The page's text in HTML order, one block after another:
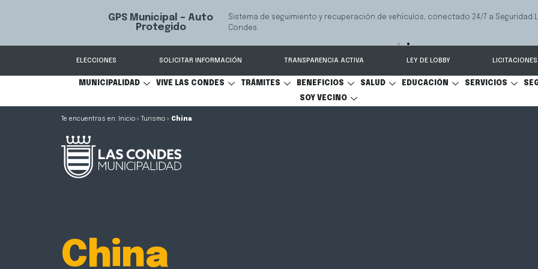
GPS Municipal – Auto
Protegido
Sistema de seguimiento y recuperación de vehículos, conectado 24/7 a Seguridad
Condes.
ELECCIONES SOLICITAR INFORMACIÓN TRANSPARENCIA ACTIVA LEY DE LOBBY LICITACIONES
MUNICIPALIDAD VIVE LAS CONDES TRÁMITES BENEFICIOS SALUD EDUCACIÓN SERVICIOS
SOY VECINO
Inicio » Turismo » China
China